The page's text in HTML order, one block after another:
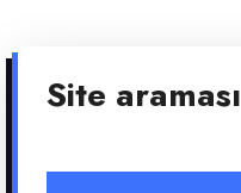
Site araması